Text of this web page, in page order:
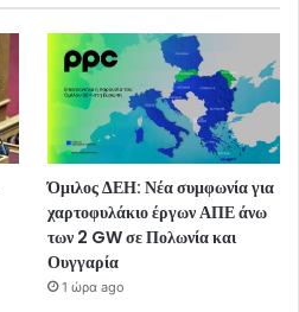
Όμιλος ΔΕΗ: Νέα συμφωνία για
χαρτοφυλάκιο έργων ΑΠΕ άνω
των 2 GW σε Πολωνία και
Ουγγαρία
1 ώρα ago